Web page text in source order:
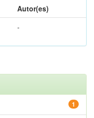
Autor(es)
-
1